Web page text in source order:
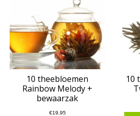
10 theebloemen
Rainbow Melody +
bewaarzak
€19,95
10